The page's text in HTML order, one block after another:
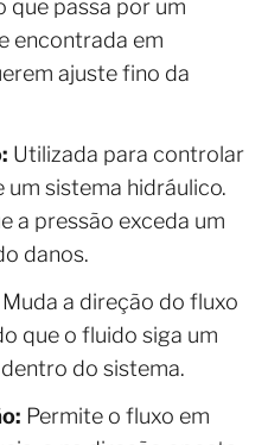
que passa por um
encontrada em
ajuste fino da
Utilizada para controlar
um sistema hidráulico.
a pressão exceda um
danos.
Muda a direção do fluxo
que o fluido siga um
do sistema.
Permite o fluxo em